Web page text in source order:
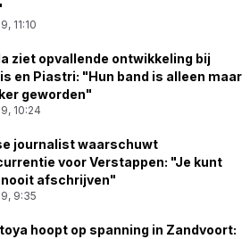
11:10
ziet opvallende ontwikkeling bij
en Piastri: "Hun band is alleen maar
geworden"
10:24
journalist waarschuwt
voor Verstappen: "Je kunt
nooit afschrijven"
9:35
hoopt op spanning in Zandvoort: